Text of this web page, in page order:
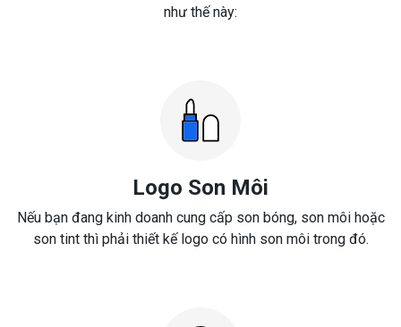
như thế này:
Logo Son Môi
Nếu bạn đang kinh doanh cung cấp son bóng, son môi hoặc
son tint thì phải thiết kế logo có hình son môi trong đó.